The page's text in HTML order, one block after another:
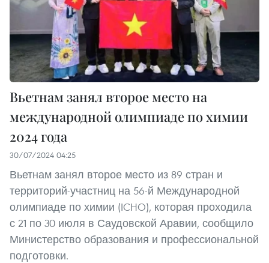
Вьетнам занял второе место на
международной олимпиаде по химии
2024 года
30/07/2024 04:25
Вьетнам занял второе место из 89 стран и
территорий-участниц на 56-й Международной
олимпиаде по химии (ICHO), которая проходила
с 21 по 30 июля в Саудовской Аравии, сообщило
Министерство образования и профессиональной
подготовки.